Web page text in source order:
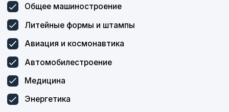
«ФерроИзмерения» зарекомендовала себя
как надежный и стабильный партнер по
поставкам инструмента и средств контроля.